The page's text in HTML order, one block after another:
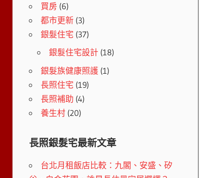
買房(6)
都市更新(3)
銀髮住宅 (37)
銀髮住宅設計(18)
銀髮族健康照護(1)
長照住宅 (19)
長照補助 (4)
養生村(20)
長照銀髮宅最新文章
台北月租飯店比較：九閣、安盛、矽